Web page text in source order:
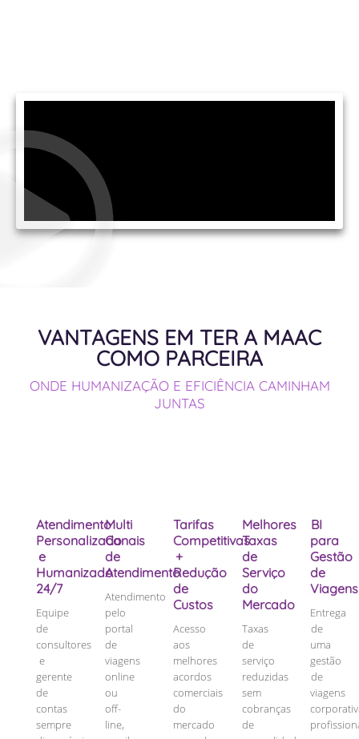
VANTAGENS EM TER A MAAC
COMO PARCEIRA
ONDE HUMANIZAÇÃO E EFICIÊNCIA CAMINHAM
JUNTAS
Atendimento
Personalizado
e
Humanizado
24/7
Equipe
de
consultores
e
gerente
de
contas
sempre
Multi
Canais
de
Atendimento
Atendimento
pelo
portal
de
viagens
online
ou
off-
line,
Tarifas
Competitivas
+
Redução
de
Custos
Acesso
aos
melhores
acordos
comerciais
do
mercado
Melhores
Taxas
de
Serviço
do
Mercado
Taxas
de
serviço
reduzidas
sem
cobranças
de
BI
para
Gestão
de
Viagens
Entrega
de
uma
gestão
de
viagens